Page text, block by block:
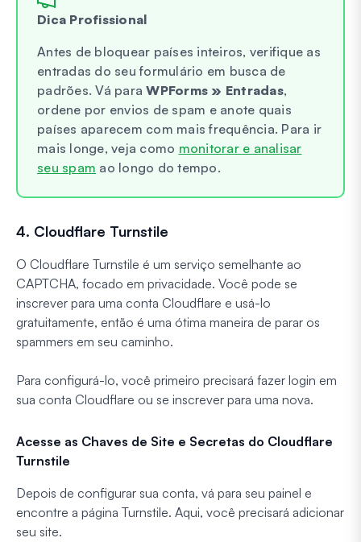
Dica Profissional
Antes de bloquear países inteiros, verifique as
entradas do seu formulário em busca de
padrões. Vá paraWPForms » Entradas,
ordene por envios de spam e anote quais
países aparecem com mais frequência. Para ir
mais longe, veja como monitorar e analisar
seu spam ao longo do tempo.
4. Cloudflare Turnstile
O Cloudflare Turnstile é um serviço semelhante ao
CAPTCHA, focado em privacidade. Você pode se
inscrever para uma conta Cloudflare e usá-lo
gratuitamente, então é uma ótima maneira de parar os
spammers em seu caminho.
Para configurá-lo, você primeiro precisará fazer login em
sua conta Cloudflare ou se inscrever para uma nova.
Acesse as Chaves de Site e Secretas do Cloudflare
Turnstile
Depois de configurar sua conta, vá para seu painel e
encontre a página Turnstile. Aqui, você precisará adicionar
seu site.